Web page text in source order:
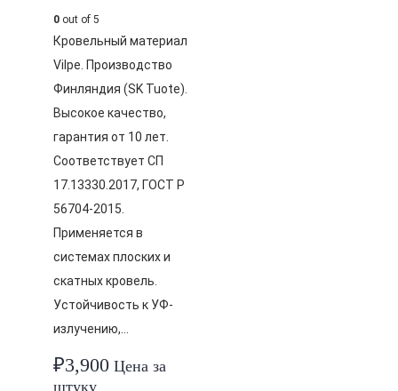
0 out of 5
Кровельный материал
Vilpe. Производство
Финляндия (SK Tuote).
Высокое качество,
гарантия от 10 лет.
Соответствует СП
17.13330.2017, ГОСТ Р
56704-2015.
Применяется в
системах плоских и
скатных кровель.
Устойчивость к УФ-
излучению,…
₽3,900 Цена за
штуку